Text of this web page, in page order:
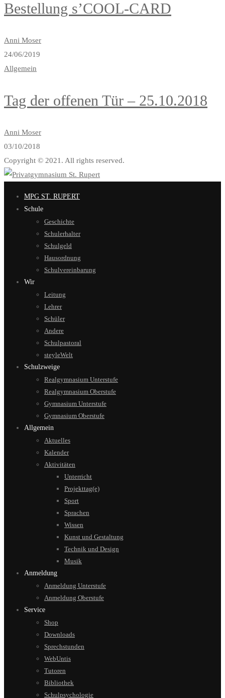
Bestellung s’COOL-CARD
Anni Moser
24/06/2019
Allgemein
Tag der offenen Tür – 25.10.2018
Anni Moser
03/10/2018
Copyright © 2021. All rights reserved.
MPG ST. RUPERT
Schule
Geschichte
Schulerhalter
Schulgeld
Hausordnung
Schulvereinbarung
Wir
Leitung
Lehrer
Schüler
Andere
Schulpastoral
steyleWelt
Schulzweige
Realgymnasium Unterstufe
Realgymnasium Oberstufe
Gymnasium Unterstufe
Gymnasium Oberstufe
Allgemein
Aktuelles
Kalender
Aktivitäten
Unterricht
Projekttag(e)
Sport
Sprachen
Wissen
Kunst und Gestaltung
Technik und Design
Musik
Anmeldung
Anmeldung Unterstufe
Anmeldung Oberstufe
Service
Shop
Downloads
Sprechstunden
WebUntis
Tutoren
Bibliothek
Schulpsychologie